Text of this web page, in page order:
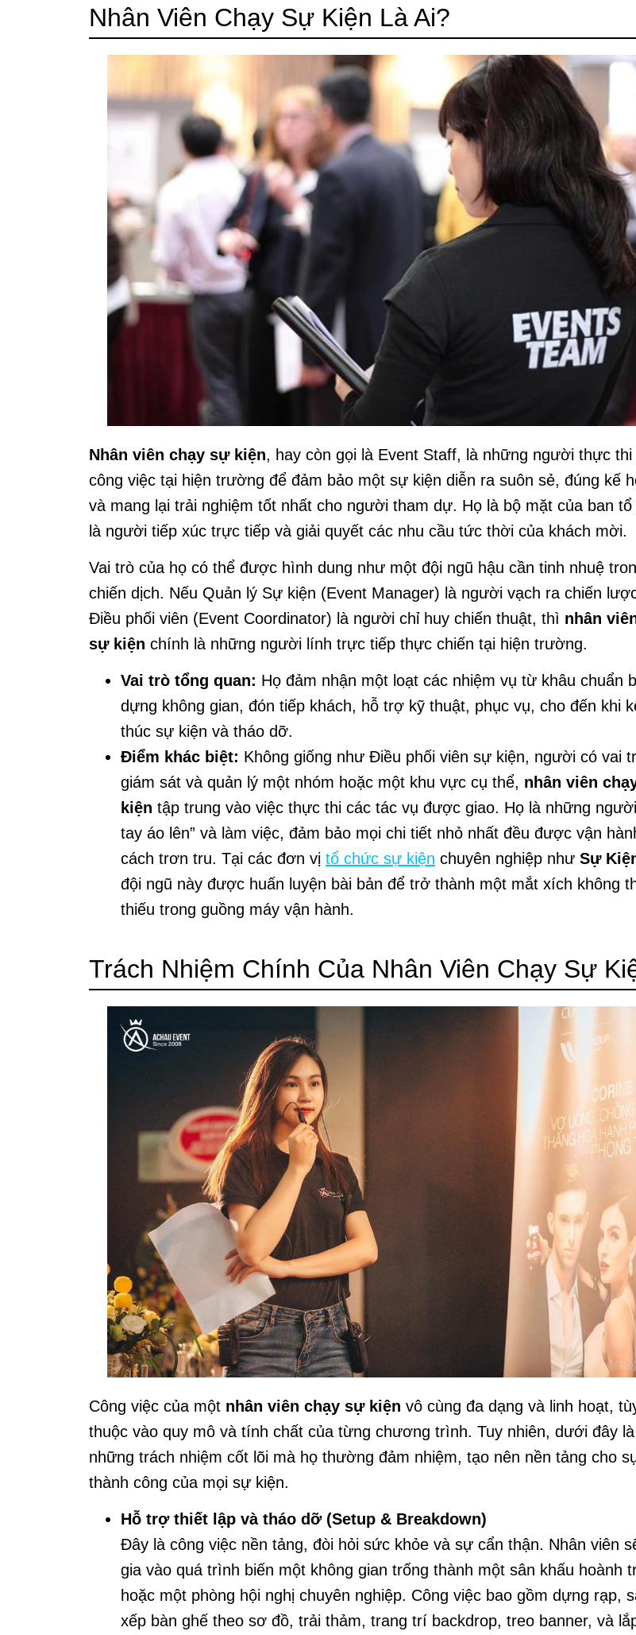
Nhân Viên Chạy Sự Kiện Là Ai?
Nhân viên chạy sự kiện, hay còn gọi là Event Staff, là những người thực thi
công việc tại hiện trường để đảm bảo một sự kiện diễn ra suôn sẻ, đúng kế
và mang lại trải nghiệm tốt nhất cho người tham dự. Họ là bộ mặt của ban tổ
là người tiếp xúc trực tiếp và giải quyết các nhu cầu tức thời của khách mời.
Vai trò của họ có thể được hình dung như một đội ngũ hậu cần tinh nhuệ
chiến dịch. Nếu Quản lý Sự kiện (Event Manager) là người vạch ra chiến
Điều phối viên (Event Coordinator) là người chỉ huy chiến thuật, thì nhân
sự kiện chính là những người lính trực tiếp thực chiến tại hiện trường.
Vai trò tổng quan: Họ đảm nhận một loạt các nhiệm vụ từ khâu chuẩn
dựng không gian, đón tiếp khách, hỗ trợ kỹ thuật, phục vụ, cho đến khi
thúc sự kiện và tháo dỡ.
Điểm khác biệt: Không giống như Điều phối viên sự kiện, người có vai
giám sát và quản lý một nhóm hoặc một khu vực cụ thể, nhân viên
kiện tập trung vào việc thực thi các tác vụ được giao. Họ là những người
tay áo lên” và làm việc, đảm bảo mọi chi tiết nhỏ nhất đều được vận
cách trơn tru. Tại các đơn vị tổ chức sự kiện chuyên nghiệp như Sự
đội ngũ này được huấn luyện bài bản để trở thành một mắt xích không
thiếu trong guồng máy vận hành.
Trách Nhiệm Chính Của Nhân Viên Chạy Sự
Công việc của một nhân viên chạy sự kiện vô cùng đa dạng và linh hoạt,
thuộc vào quy mô và tính chất của từng chương trình. Tuy nhiên, dưới đây là
những trách nhiệm cốt lõi mà họ thường đảm nhiệm, tạo nên nền tảng cho
thành công của mọi sự kiện.
Hỗ trợ thiết lập và tháo dỡ (Setup & Breakdown)
Đây là công việc nền tảng, đòi hỏi sức khỏe và sự cẩn thận. Nhân viên
gia vào quá trình biến một không gian trống thành một sân khấu hoành
hoặc một phòng hội nghị chuyên nghiệp. Công việc bao gồm dựng rạp,
xếp bàn ghế theo sơ đồ, trải thảm, trang trí backdrop, treo banner, và